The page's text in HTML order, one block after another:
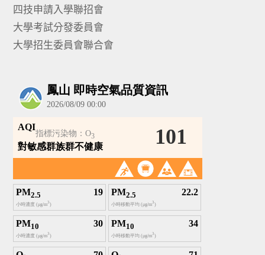
四技申請入學聯招會
大學考試分發委員會
大學招生委員會聯合會